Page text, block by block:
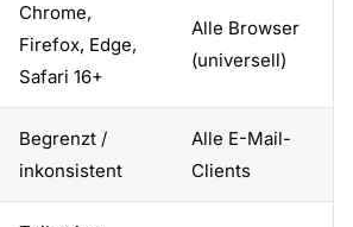
Chrome,
Firefox, Edge,
Safari 16+
Alle Browser
(universell)
Begrenzt /
inkonsistent
Alle E-Mail-
Clients